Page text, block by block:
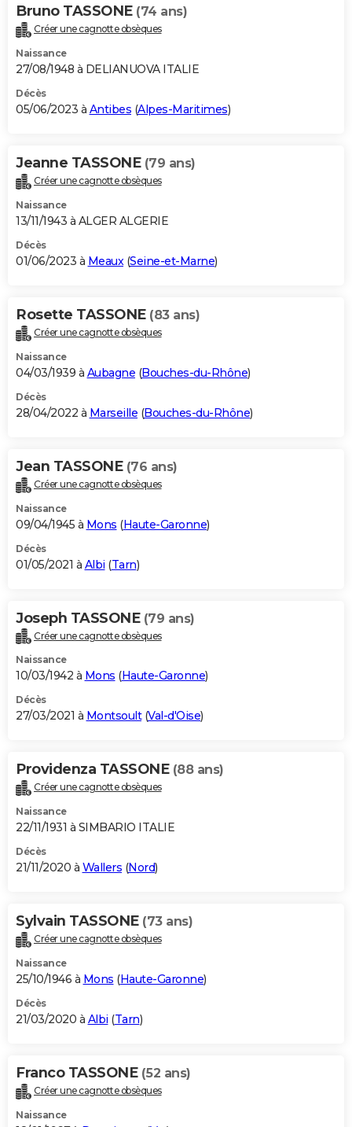
Bruno TASSONE (74 ans)
Créer une cagnotte obsèques
Naissance
27/08/1948 à DELIANUOVA ITALIE
Décès
05/06/2023 à Antibes (Alpes-Maritimes)
Jeanne TASSONE (79 ans)
Créer une cagnotte obsèques
Naissance
13/11/1943 à ALGER ALGERIE
Décès
01/06/2023 à Meaux(Seine-et-Marne)
Rosette TASSONE (83 ans)
Créer une cagnotte obsèques
Naissance
04/03/1939 à Aubagne (Bouches-du-Rhône)
Décès
28/04/2022 à Marseille (Bouches-du-Rhône)
Jean TASSONE (76 ans)
Créer une cagnotte obsèques
Naissance
09/04/1945 à Mons (Haute-Garonne)
Décès
01/05/2021 à Albi (Tarn)
Joseph TASSONE (79 ans)
Créer une cagnotte obsèques
Naissance
10/03/1942 à Mons (Haute-Garonne)
Décès
27/03/2021 à Montsoult(Val-d'Oise)
Providenza TASSONE (88 ans)
Créer une cagnotte obsèques
Naissance
22/11/1931 à SIMBARIO ITALIE
Décès
21/11/2020 à Wallers (Nord)
Sylvain TASSONE (73 ans)
Créer une cagnotte obsèques
Naissance
25/10/1946 à Mons (Haute-Garonne)
Décès
21/03/2020 à Albi (Tarn)
Franco TASSONE (52 ans)
Créer une cagnotte obsèques
Naissance